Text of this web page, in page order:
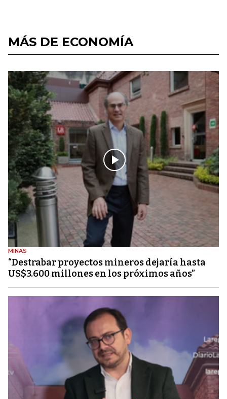
MÁS DE ECONOMÍA
MINAS
“Destrabar proyectos mineros dejaría hasta
US$3.600 millones en los próximos años”